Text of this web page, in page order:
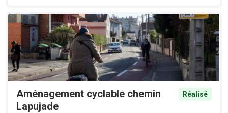
Aménagement cyclable chemin
Lapujade
Réalisé